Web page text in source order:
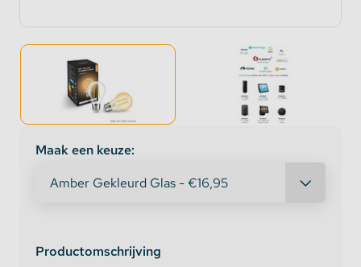
Maak een keuze:
Productomschrijving